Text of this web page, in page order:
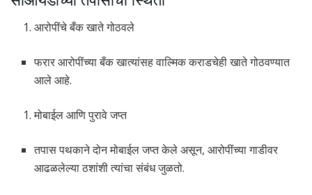
आरोपींचे बँक खाते गोठवले
फरार आरोपींच्या बँक खात्यांसह वाल्मिक कराडचेही खाते गोठवण्यात
आले आहे.
मोबाईल आणि पुरावे जप्त
तपास पथकाने दोन मोबाईल जप्त केले असून, आरोपींच्या गाडीवर
आढळलेल्या ठशांशी त्यांचा संबंध जुळतो.